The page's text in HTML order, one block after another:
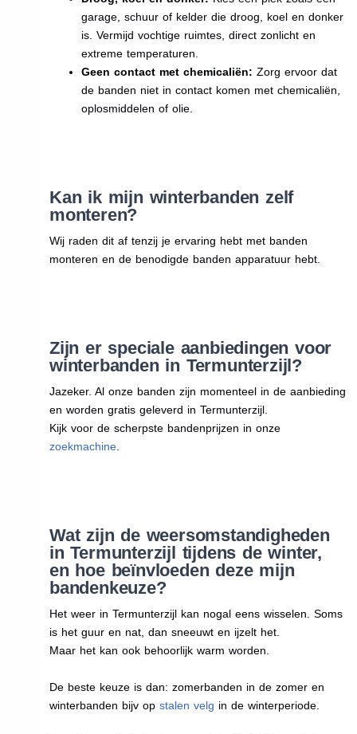
garage, schuur of kelder die droog, koel en donker
is. Vermijd vochtige ruimtes, direct zonlicht en
extreme temperaturen.
Geen contact met chemicaliën: Zorg ervoor dat
de banden niet in contact komen met chemicaliën,
oplosmiddelen of olie.
Kan ik mijn winterbanden zelf
monteren?
Wij raden dit af tenzij je ervaring hebt met banden
monteren en de benodigde banden apparatuur hebt.
Zijn er speciale aanbiedingen voor
winterbanden in Termunterzijl?
Jazeker. Al onze banden zijn momenteel in de aanbieding
en worden gratis geleverd in Termunterzijl.
Kijk voor de scherpste bandenprijzen in onze
zoekmachine.
Wat zijn de weersomstandigheden
in Termunterzijl tijdens de winter,
en hoe beïnvloeden deze mijn
bandenkeuze?
Het weer in Termunterzijl kan nogal eens wisselen. Soms
is het guur en nat, dan sneeuwt en ijzelt het.
Maar het kan ook behoorlijk warm worden.
De beste keuze is dan: zomerbanden in de zomer en
winterbanden bijv op stalen velg in de winterperiode.